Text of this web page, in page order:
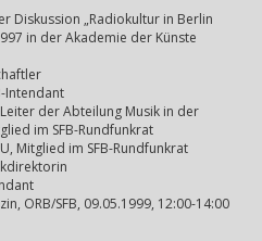
Diskussion „Radiokultur in Berlin
in der Akademie der Künste
Intendant
der Abteilung Musik in der
im SFB-Rundfunkrat
Mitglied im SFB-Rundfunkrat
ORB/SFB, 09.05.1999, 12:00-14:00